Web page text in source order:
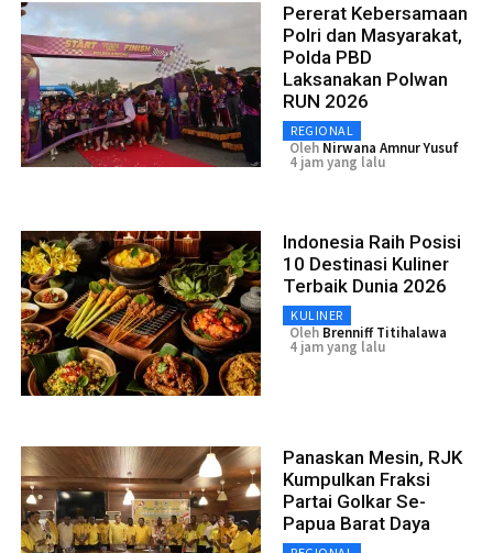
Pererat Kebersamaan
Polri dan Masyarakat,
Polda PBD
Laksanakan Polwan
RUN 2026
REGIONAL
Oleh Nirwana Amnur Yusuf
4 jam yang lalu
Indonesia Raih Posisi
10 Destinasi Kuliner
Terbaik Dunia 2026
KULINER
Oleh Brenniff Titihalawa
4 jam yang lalu
Panaskan Mesin, RJK
Kumpulkan Fraksi
Partai Golkar Se-
Papua Barat Daya